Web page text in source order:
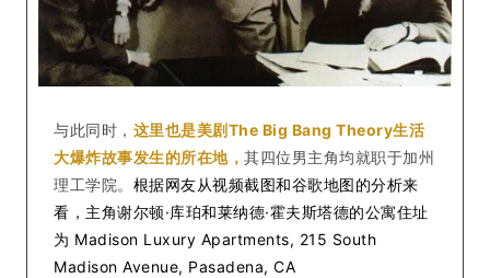
与此同时， 这里也是美剧The Big Bang Theory生活
大爆炸故事发生的所在地， 其四位男主角均就职于加州
理工学院。 根据网友从视频截图和谷歌地图的分析来
看，主角谢尔顿·库珀和莱纳德·霍夫斯塔德的公寓住址
为 Madison Luxury Apartments, 215 South
Madison Avenue, Pasadena, CA